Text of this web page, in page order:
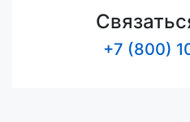
+7 (800)